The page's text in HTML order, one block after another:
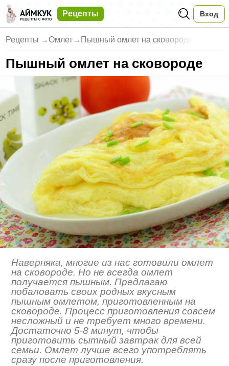
Рецепты Вход
Рецепты →Омлет→ Пышный омлет на сковороде
Пышный омлет на сковороде
Наверняка, многие из нас готовили омлет
на сковороде. Но не всегда омлет
получается пышным. Предлагаю
побаловать своих родных вкусным
пышным омлетом, приготовленным на
сковороде. Процесс приготовления совсем
несложный и не требует много времени.
Достаточно 5-8 минут, чтобы
приготовить сытный завтрак для всей
семьи. Омлет лучше всего употреблять
сразу после приготовления.